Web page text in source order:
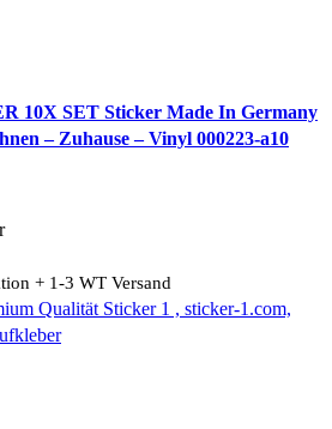
10X SET Sticker Made In Germany
– Zuhause – Vinyl 000223-a10
+ 1-3 WT Versand